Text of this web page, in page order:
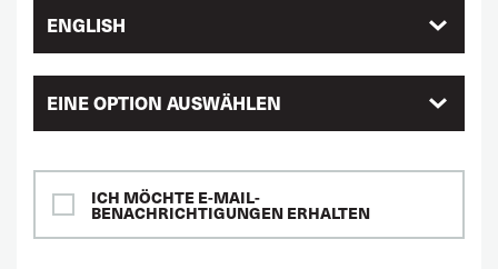
ENGLISH
EINE OPTION AUSWÄHLEN
ICH MÖCHTE E-MAIL-
BENACHRICHTIGUNGEN ERHALTEN